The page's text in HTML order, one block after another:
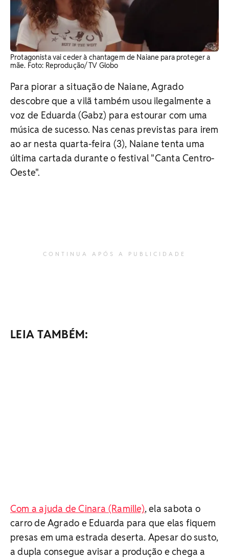
Protagonista vai ceder à chantagem de Naiane para proteger a
mãe. Foto: Reprodução/ TV Globo
Para piorar a situação de Naiane, Agrado
descobre que a vilã também usou ilegalmente a
voz de Eduarda (Gabz) para estourar com uma
música de sucesso. Nas cenas previstas para irem
ao ar nesta quarta-feira (3), Naiane tenta uma
última cartada durante o festival "Canta Centro-
Oeste".
CONTINUA APÓS A PUBLICIDADE
LEIA TAMBÉM:
Com a ajuda de Cinara (Ramille), ela sabota o
carro de Agrado e Eduarda para que elas fiquem
presas em uma estrada deserta. Apesar do susto,
a dupla consegue avisar a produção e chega a